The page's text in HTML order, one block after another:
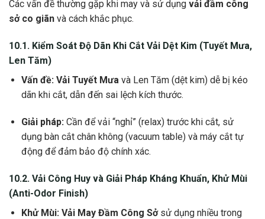
Các vấn đề thường gặp khi may và sử dụng vải đầm công
sở co giãn và cách khắc phục.
10.1. Kiểm Soát Độ Dãn Khi Cắt Vải Dệt Kim (Tuyết Mưa,
Len Tăm)
Vấn đề: Vải Tuyết Mưavà Len Tăm (dệt kim) dễ bị kéo
dãn khi cắt, dẫn đến sai lệch kích thước.
Giải pháp:Cần để vải “nghỉ” (relax) trước khi cắt, sử
dụng bàn cắt chân không (vacuum table) và máy cắt tự
động để đảm bảo độ chính xác.
10.2. Vải Công Huy và Giải Pháp Kháng Khuẩn, Khử Mùi
(Anti-Odor Finish)
Khử Mùi: Vải May Đầm Công Sởsử dụng nhiều trong